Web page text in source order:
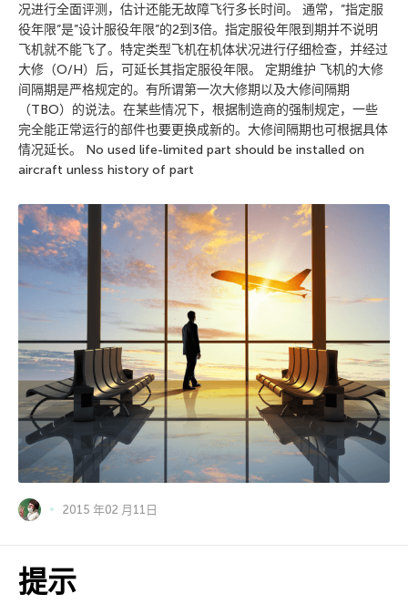
况进行全面评测，估计还能无故障飞行多长时间。 通常，”指定服
役年限”是”设计服役年限”的2到3倍。指定服役年限到期并不说明
飞机就不能飞了。特定类型飞机在机体状况进行仔细检查，并经过
大修（O/H）后，可延长其指定服役年限。 定期维护 飞机的大修
间隔期是严格规定的。有所谓第一次大修期以及大修间隔期
（TBO）的说法。在某些情况下，根据制造商的强制规定，一些
完全能正常运行的部件也要更换成新的。大修间隔期也可根据具体
情况延长。 No used life-limited part should be installed on
aircraft unless history of part
2015 年02 月11日
提示